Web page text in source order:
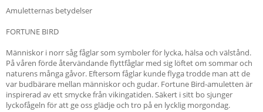
Amuletternas betydelser
FORTUNE BIRD
Människor i norr såg fåglar som symboler för lycka, hälsa och välstånd.
På våren förde återvändande flyttfåglar med sig löftet om sommar och
naturens många gåvor. Eftersom fåglar kunde flyga trodde man att de
var budbärare mellan människor och gudar. Fortune Bird-amuletten är
inspirerad av ett smycke från vikingatiden. Säkert i sitt bo sjunger
lyckofågeln för att ge oss glädje och tro på en lycklig morgondag.